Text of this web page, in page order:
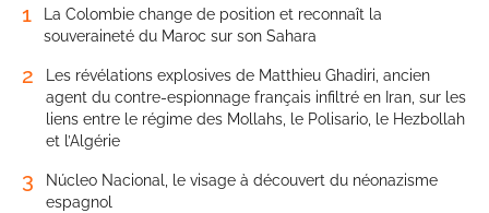
1
La Colombie change de position et reconnaît la
souveraineté du Maroc sur son Sahara
2
Les révélations explosives de Matthieu Ghadiri, ancien
agent du contre-espionnage français infiltré en Iran, sur les
liens entre le régime des Mollahs, le Polisario, le Hezbollah
et l’Algérie
3
Núcleo Nacional, le visage à découvert du néonazisme
espagnol